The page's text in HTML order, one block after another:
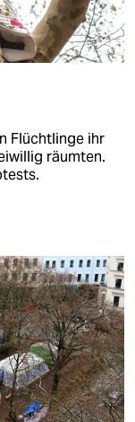
Flüchtlinge ihr
räumten.